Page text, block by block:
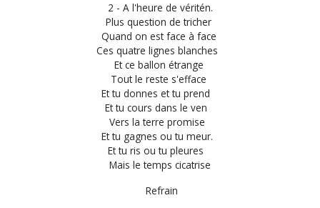
2 - A l'heure de véritén.
Plus question de tricher
Quand on est face à face
Ces quatre lignes blanches
Et ce ballon étrange
Tout le reste s'efface
Et tu donnes et tu prend
Et tu cours dans le ven
Vers la terre promise
Et tu gagnes ou tu meur.
Et tu ris ou tu pleures
Mais le temps cicatrise
Refrain